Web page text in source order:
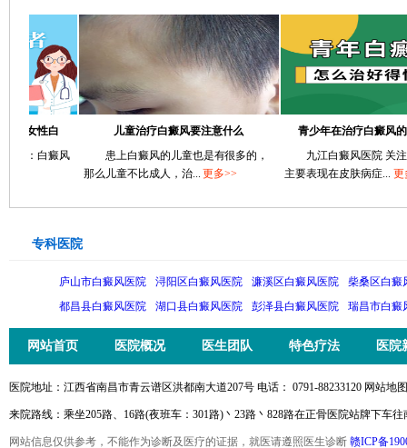
白癜风
儿童治疗白癜风要注意什么
患上白癜风的儿童也是有很多的，
那么儿童不比成人，治... 更多>>
青少年在治疗白癜风的时候
九江白癜风医院 关注列表
主要表现在皮肤病症...更多>>
专科医院
庐山市白癜风医院 浔阳区白癜风医院 濂溪区白癜风医院
柴桑区白癜
都昌县白癜风医院
湖口县白癜风医院 彭泽县白癜风医院 瑞昌市白癜
网站首页 医院概况 医生团队 特色疗法 医院
医院地址：江西省南昌市青云谱区洪都南大道207号 电话： 0791-88233120 网站地
来院路线：乘坐205路、16路(夜班车：301路)丶23路丶828路在正骨医院站牌下车
网站信息仅供参考，不能作为诊断及医疗的证据，就医请遵照医生诊断 赣ICP备